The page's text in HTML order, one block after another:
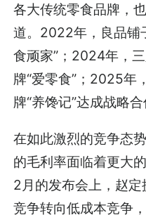
各大传统零食品牌，
道。2022年，良品铺
食顽家”；2024年，
牌“爱零食”；2025年
牌“养馋记”达成战略合
在如此激烈的竞争态
的毛利率面临着更大
2月的发布会上，赵定
竞争转向低成本竞争